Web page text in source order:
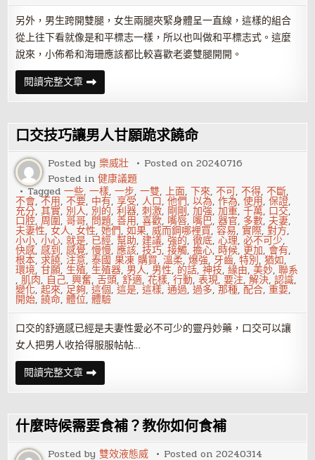
另外，男生跨開雙腿，女生兩腿夾緊身體呈一直線，這樣的組合
從上往下看就像是和平標志一樣，所以也叫做和平標志式。這麼
說來，小佈希和海珊應該都比較喜歡老婆雙腿開開。
閱讀完整文章合
腿
傳
士
體
位
性
快
感
更
強
烈
口交技巧讓男人甘願跪求饒命
Posted by樂威壯 Posted on20240716
Posted in健康議題
Tagged一些,一樣,一步,一雙,上面,下來,不可,不得,不斷,
不會,不用,不要, 中有,享受,人口,他們,以為,作為,使用,保證,
充分,其實, 別人, 別的,利器,刺激, 剛剛,加強,加重,千萬, 口交,
口腔,周圍,哥哥, 問題,善用,喜歡, 嘴唇, 嘴巴,器官, 多數, 夫妻,
夫妻性,女人,女性,她們,如果,威而鋼哪裡買,容易,實際,對方,
小小,小心,就是, 已經,幫助, 建議,強的,徹底,心理,必不可少,
快感,感到,感覺,慢慢,應該,技巧,接觸,擔心, 時候, 更加,會有,
根本,求饒, 注意,泰國 果凍 購買,溫柔,爆強, 牙齒,特別,猶如,
環境,甘願,生殖,生殖器, 男人, 男性, 的話,神技,緣由,美妙,聯系
,肌肉, 自己,興奮,舌頭,舒適,花樣,行動,表現,要注,解決,認識,
變化,起來, 足夠,這個,這是,這樣,通過,過多,那種,配合,重要,
開始,饒命,體位,體驗
口交的舒適感已經是夫妻性愛必不可少的靈丹妙藥，口交可以讓
女人把男人收拾得服服帖帖…
閱讀完整文章口
交
技
讓
男
人
甘
願
什麼時候需要食補？教你如何食補
Posted by雙效液態威 Posted on20240314